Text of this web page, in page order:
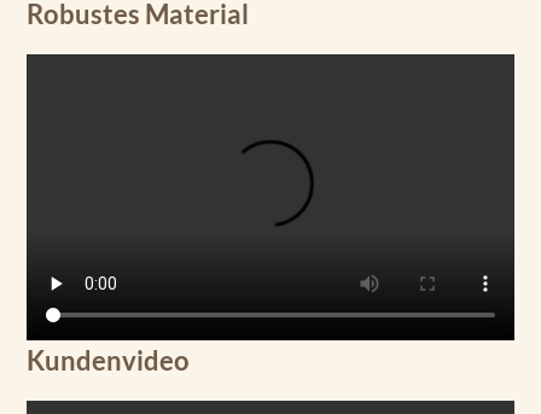
Robustes Material
Kundenvideo